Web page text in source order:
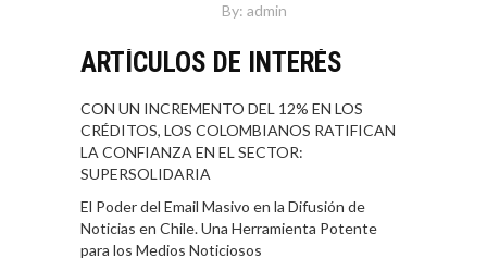
By: admin
ARTÍCULOS DE INTERÉS
CON UN INCREMENTO DEL 12% EN LOS
CRÉDITOS, LOS COLOMBIANOS RATIFICAN
LA CONFIANZA EN EL SECTOR:
SUPERSOLIDARIA
El Poder del Email Masivo en la Difusión de
Noticias en Chile. Una Herramienta Potente
para los Medios Noticiosos